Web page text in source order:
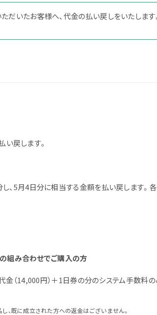
バスツアー
だいたお客様へ、代金の払い戻しをいたします
い戻します。
、5月4日分に相当する金額を払い戻します
組み合わせでご購入の方
（14,000円）＋1日券の分のシステム手数料
、既に成立された方への返金はございません。